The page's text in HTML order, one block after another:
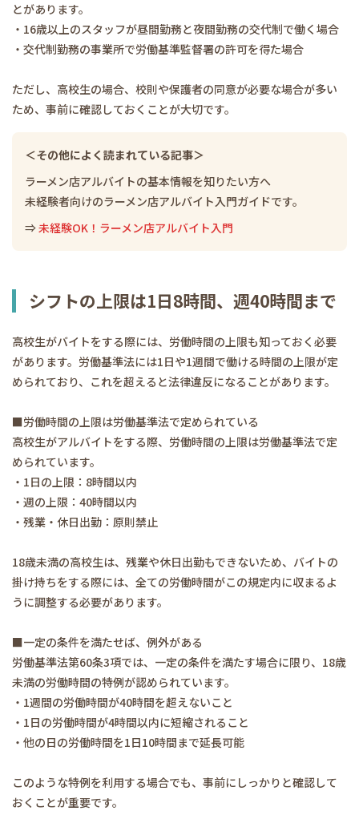
とがあります。
・16歳以上のスタッフが昼間勤務と夜間勤務の交代制で働く場合
・交代制勤務の事業所で労働基準監督署の許可を得た場合
ただし、高校生の場合、校則や保護者の同意が必要な場合が多い
ため、事前に確認しておくことが大切です。
＜その他によく読まれている記事＞
ラーメン店アルバイトの基本情報を知りたい方へ
未経験者向けのラーメン店アルバイト入門ガイドです。
⇒未経験OK！ラーメン店アルバイト入門
シフトの上限は1日8時間、週40時間まで
高校生がバイトをする際には、労働時間の上限も知っておく必要
があります。労働基準法には1日や1週間で働ける時間の上限が定
められており、これを超えると法律違反になることがあります。
■労働時間の上限は労働基準法で定められている
高校生がアルバイトをする際、労働時間の上限は労働基準法で定
められています。
・1日の上限：8時間以内
・週の上限：40時間以内
・残業・休日出勤：原則禁止
18歳未満の高校生は、残業や休日出勤もできないため、バイトの
掛け持ちをする際には、全ての労働時間がこの規定内に収まるよ
うに調整する必要があります。
■一定の条件を満たせば、例外がある
労働基準法第60条3項では、一定の条件を満たす場合に限り、18歳
未満の労働時間の特例が認められています。
・1週間の労働時間が40時間を超えないこと
・1日の労働時間が4時間以内に短縮されること
・他の日の労働時間を1日10時間まで延長可能
このような特例を利用する場合でも、事前にしっかりと確認して
おくことが重要です。